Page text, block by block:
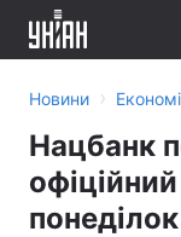
Новини ›
Нацбанк
понеділок